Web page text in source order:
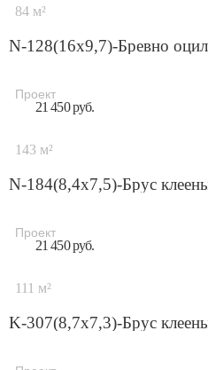
84 м²
N-128(16x9,7)-Бревно
Проект
21 450 руб.
143 м²
N-184(8,4x7,5)-Брус
Проект
21 450 руб.
111 м²
K-307(8,7x7,3)-Брус